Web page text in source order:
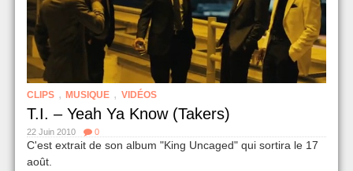
CLIPS , MUSIQUE , VIDÉOS
T.I. – Yeah Ya Know (Takers)
22 Juin 2010 0
C'est extrait de son album "King Uncaged" qui sortira le 17
août.